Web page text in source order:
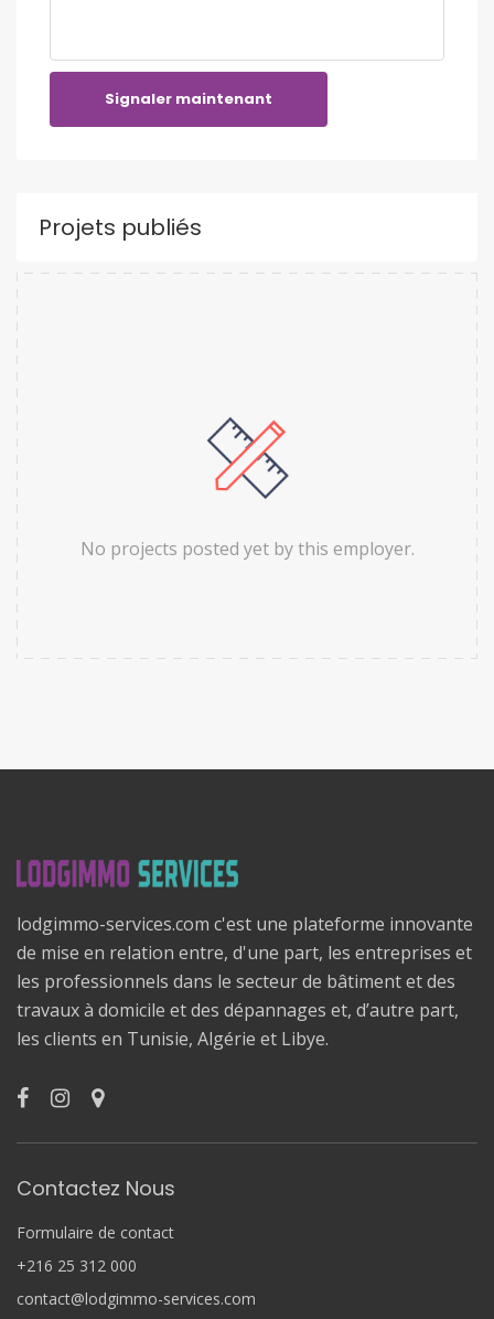
Signaler maintenant
Projets publiés
No projects posted yet by this employer.
lodgimmo-services.com c'est une plateforme innovante
de mise en relation entre, d'une part, les entreprises et
les professionnels dans le secteur de bâtiment et des
travaux à domicile et des dépannages et, d’autre part,
les clients en Tunisie, Algérie et Libye.
Contactez Nous
Formulaire de contact
+216 25 312 000
contact@lodgimmo-services.com